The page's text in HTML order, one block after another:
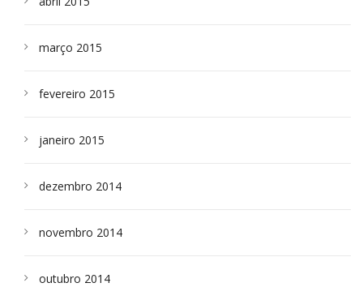
março 2015
fevereiro 2015
janeiro 2015
dezembro 2014
novembro 2014
outubro 2014